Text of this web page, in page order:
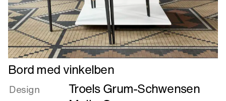
Læs
mere
om
Bord med vinkelben
Design Troels Grum-Schwensen